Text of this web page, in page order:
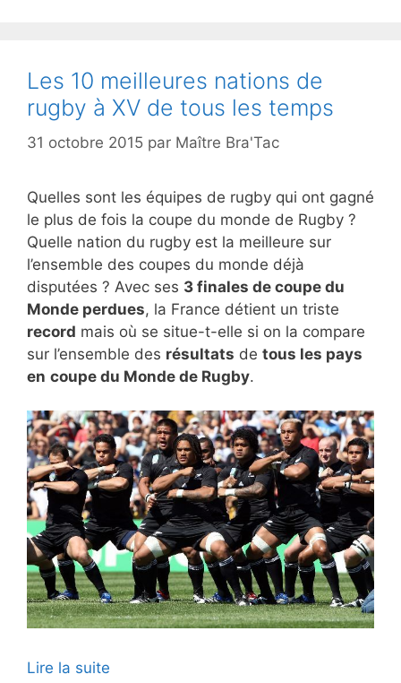
Les 10 meilleures nations de
rugby à XV de tous les temps
31 octobre 2015 par Maître Bra'Tac
Quelles sont les équipes de rugby qui ont gagné
le plus de fois la coupe du monde de Rugby ?
Quelle nation du rugby est la meilleure sur
l’ensemble des coupes du monde déjà
disputées ? Avec ses 3 finales de coupe du
Monde perdues, la France détient un triste
record mais où se situe-t-elle si on la compare
sur l’ensemble des résultats de tous les pays
en coupe du Monde de Rugby.
Lire la suite